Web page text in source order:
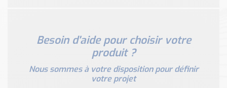
Besoin d'aide pour choisir votre
produit ?
Nous sommes à votre disposition pour définir
votre projet